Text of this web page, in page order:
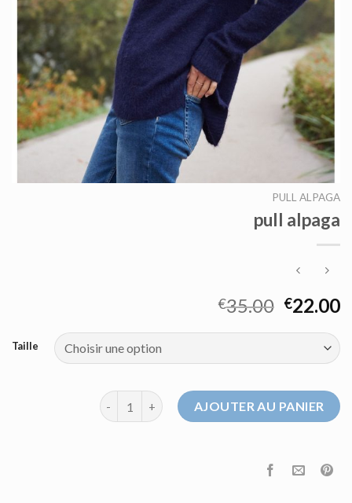
PULL ALPAGA
pull alpaga
€35.00 €22.00
Taille
quantité de pull alpagaAJOUTER AU PANIER